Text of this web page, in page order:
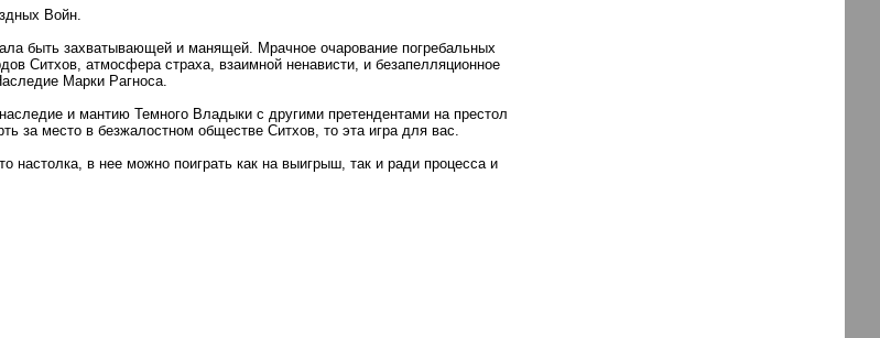
Войн.
быть захватывающей и манящей. Мрачное очарование погребальных
Ситхов, атмосфера страха, взаимной ненависти, и безапелляционное
Марки Рагноса.
и мантию Темного Владыки с другими претендентами на престол
за место в безжалостном обществе Ситхов, то эта игра для вас.
настолка, в нее можно поиграть как на выигрыш, так и ради процесса и